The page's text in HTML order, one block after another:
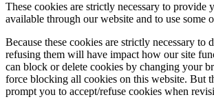
These cookies are strictly necessary to provide
available through our website and to use some
Because these cookies are strictly necessary to
refusing them will have impact how our site
can block or delete cookies by changing your
force blocking all cookies on this website. But
prompt you to accept/refuse cookies when